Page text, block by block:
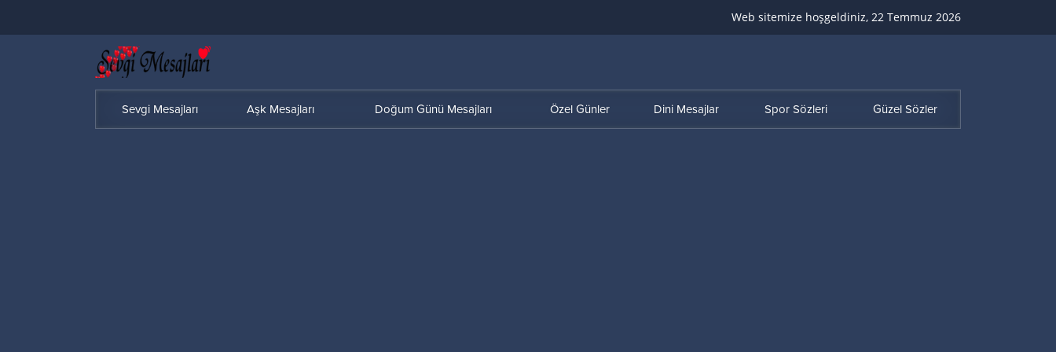
Web sitemize hoşgeldiniz, 22 Temmuz 2026
Sevgi Mesajları Aşk Mesajları Doğum Günü Mesajları Özel Günler Dini Mesajlar Spor Sözleri Güzel Sözler